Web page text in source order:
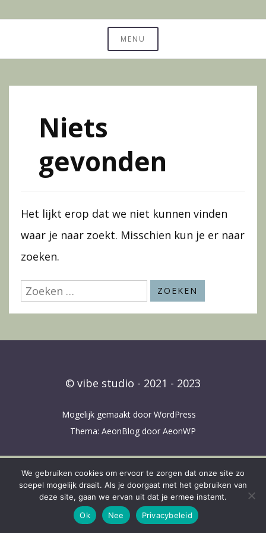
Vibe Studio
Sound Bath – Crystal Sound Bowls – Chakra Healing
MENU
Niets
gevonden
Het lijkt erop dat we niet kunnen vinden
waar je naar zoekt. Misschien kun je er naar
zoeken.
Zoeken
naar:
© vibe studio - 2021 - 2023
Mogelijk gemaakt door WordPress
Thema: AeonBlog door AeonWP
We gebruiken cookies om ervoor te zorgen dat onze site zo
soepel mogelijk draait. Als je doorgaat met het gebruiken van
deze site, gaan we ervan uit dat je ermee instemt.
Ok
Nee Privacybeleid